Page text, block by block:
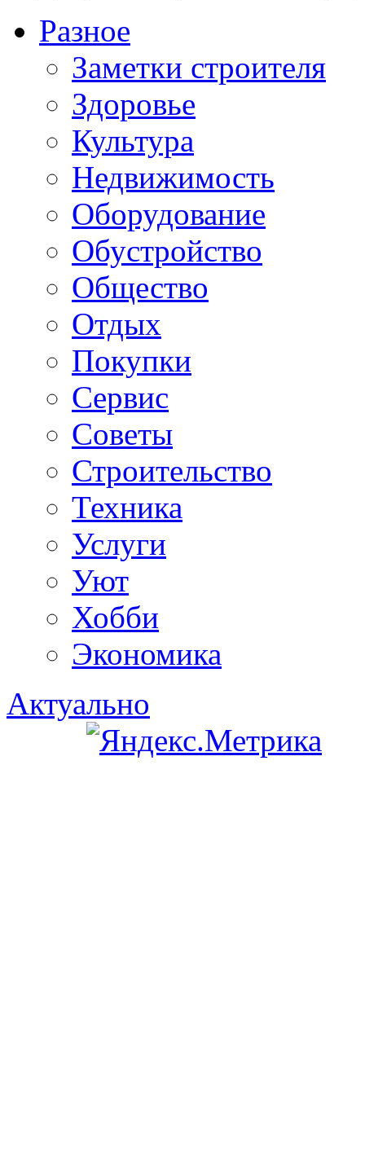
Разное
Заметки строителя
Здоровье
Культура
Недвижимость
Оборудование
Обустройство
Общество
Отдых
Покупки
Сервис
Советы
Строительство
Техника
Услуги
Уют
Хобби
Экономика
Актуально